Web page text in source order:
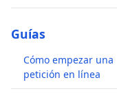
Guías
Cómo empezar una
petición en línea